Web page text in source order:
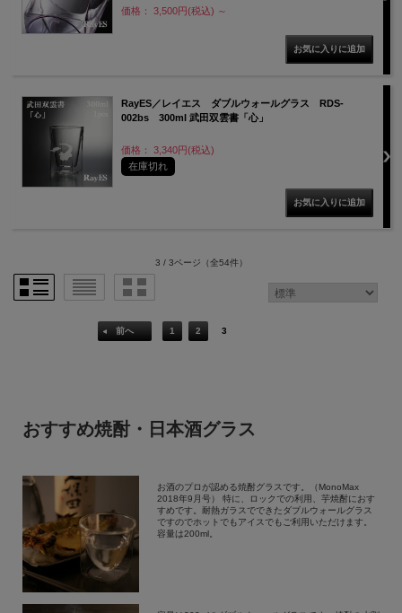
価格： 3,500円(税込) ～
RayES／レイエス ダブルウォールグラス RDS-
002bs 300ml 武田双雲書「心」
価格： 3,340円(税込)
在庫切れ
3 / 3ページ （全54件）
前へ 1 2 3
おすすめ焼酎・日本酒グラス
お酒のプロが認める焼酎グラスです。（MonoMax
2018年9月号） 特に、ロックでの利用、芋焼酎におす
すめです。耐熱ガラスでできたダブルウォールグラス
ですのでホットでもアイスでもご利用いただけます。
容量は200ml。